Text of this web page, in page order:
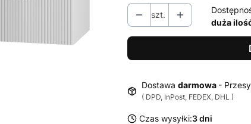
szt.
duża
Dostawa darmowa -
( DPD, InPost, FEDEX, DHL )
Czas wysyłki:3 dni